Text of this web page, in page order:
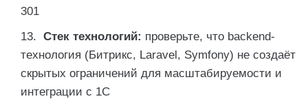
301
Стек технологий: проверьте, что backend-
технология (Битрикс, Laravel, Symfony) не создаёт
скрытых ограничений для масштабируемости и
интеграции с 1С